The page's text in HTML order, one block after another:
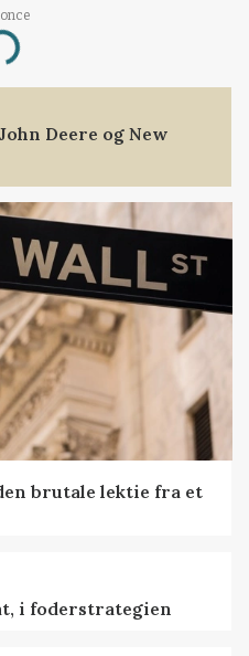
Deere og New
brutale lektie fra et
i foderstrategien